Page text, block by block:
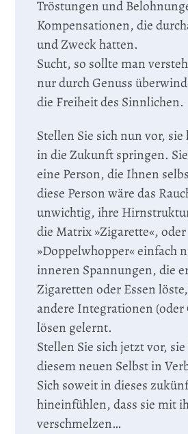
Tröstungen und
Kompensationen, die
und Zweck hatten.
Sucht, so sollte man
nur durch Genuss
die Freiheit des Sinnlichen.
Stellen Sie sich nun vor,
in die Zukunft springen.
eine Person, die Ihnen
diese Person wäre das
unwichtig, ihre
die Matrix »Zigarette«, oder
»Doppelwhopper« einfach
inneren Spannungen, die
Zigaretten oder Essen
andere Integrationen (oder
lösen gelernt.
Stellen Sie sich jetzt vor,
diesem neuen Selbst in
Sich soweit in dieses
hineinfühlen, dass sie mit
verschmelzen…